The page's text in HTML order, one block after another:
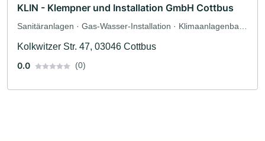
KLIN - Klempner und Installation GmbH Cottbus
Sanitäranlagen · Gas-Wasser-Installation · Klimaanlagenbau
Kolkwitzer Str. 47, 03046 Cottbus
0.0
(0)